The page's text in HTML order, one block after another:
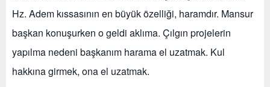
Hz. Adem kıssasının en büyük özelliği, haramdır. Mansur
başkan konuşurken o geldi aklıma. Çılgın projelerin
yapılma nedeni başkanım harama el uzatmak. Kul
hakkına girmek, ona el uzatmak.